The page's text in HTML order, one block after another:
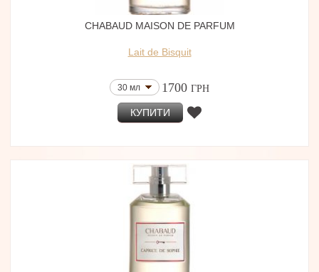
CHABAUD MAISON DE PARFUM
Lait de Bisquit
30 мл 1700 ГРН
КУПИТИ